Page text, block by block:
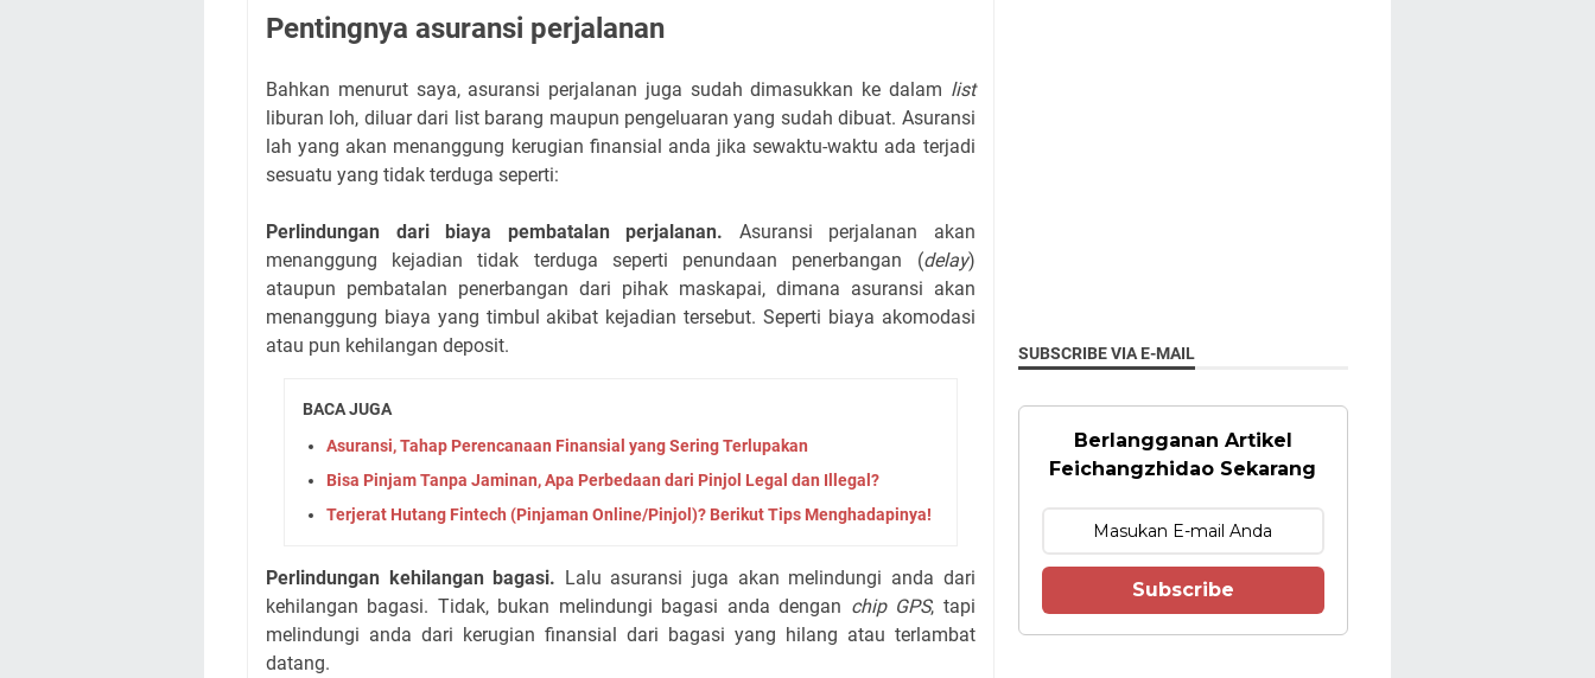
Pentingnya asuransi perjalanan
Bahkan menurut saya, asuransi perjalanan juga sudah dimasukkan ke dalam list
liburan loh, diluar dari list barang maupun pengeluaran yang sudah dibuat. Asuransi
lah yang akan menanggung kerugian finansial anda jika sewaktu-waktu ada terjadi
sesuatu yang tidak terduga seperti:
Perlindungan dari biaya pembatalan perjalanan. Asuransi perjalanan akan
menanggung kejadian tidak terduga seperti penundaan penerbangan (delay)
ataupun pembatalan penerbangan dari pihak maskapai, dimana asuransi akan
menanggung biaya yang timbul akibat kejadian tersebut. Seperti biaya akomodasi
atau pun kehilangan deposit.
BACA JUGA
Asuransi, Tahap Perencanaan Finansial yang Sering Terlupakan
Bisa Pinjam Tanpa Jaminan, Apa Perbedaan dari Pinjol Legal dan Illegal?
Terjerat Hutang Fintech (Pinjaman Online/Pinjol)? Berikut Tips Menghadapinya!
Perlindungan kehilangan bagasi. Lalu asuransi juga akan melindungi anda dari
kehilangan bagasi. Tidak, bukan melindungi bagasi anda dengan chip GPS, tapi
melindungi anda dari kerugian finansial dari bagasi yang hilang atau terlambat
datang.
SUBSCRIBE VIA E-MAIL
Berlangganan Artikel
Feichangzhidao Sekarang
Subscribe